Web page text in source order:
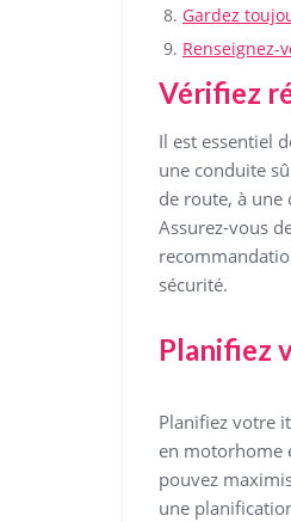
Gardez
Renseignez-
Vérifiez
Il est essentiel
une conduite
de route, à une
Assurez-vous
sécurité.
Planifiez
Planifiez votre
en motorhome
pouvez
une